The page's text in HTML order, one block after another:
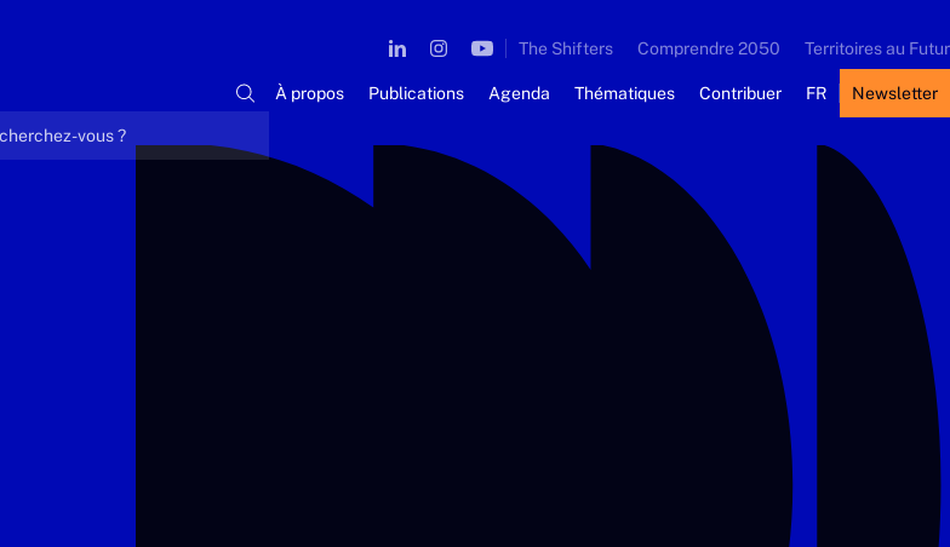
À propos Publications Agenda Thématiques Contribuer
The Shifters Comprendre 2050 Territoires au Futur
FR Newsletter